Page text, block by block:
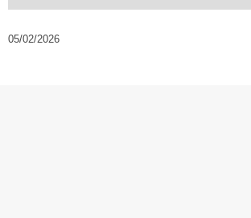
05/02/2026